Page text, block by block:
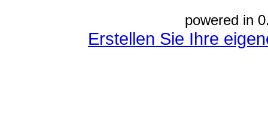
powered in
Erstellen Sie Ihre